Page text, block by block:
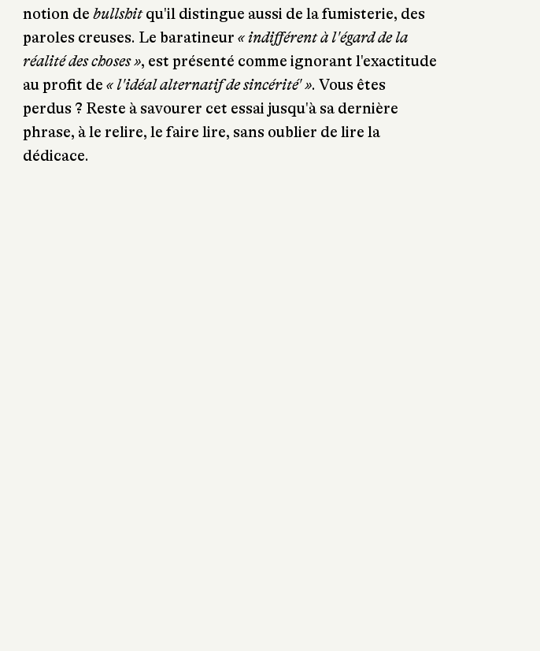
notion de bullshitqu'il distingue aussi de la fumisterie, des
paroles creuses. Le baratineur « indifférent à l'égard de la
réalité des choses », est présenté comme ignorant l'exactitude
au profit de « l'idéal alternatif de sincérité' ». Vous êtes
perdus ? Reste à savourer cet essai jusqu'à sa dernière
phrase, à le relire, le faire lire, sans oublier de lire la
dédicace.